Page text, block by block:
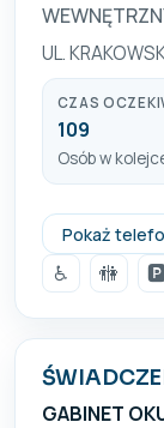
UL.
CZAS
109
Osób w
Pokaż
♿
🚻
GABINET